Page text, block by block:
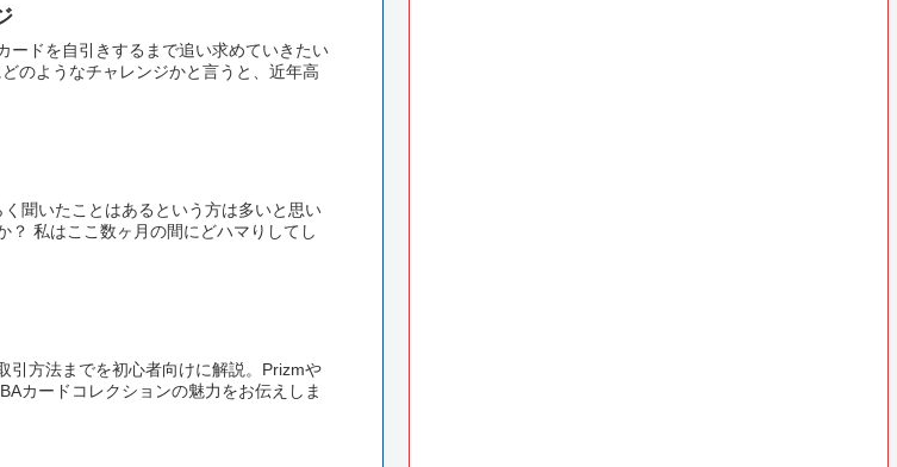
ードを自引きするまで追い求めていきたい
のようなチャレンジかと言うと、近年高
聞いたことはあるという方は多いと思い
？ 私はここ数ヶ月の間にどハマりしてし
引方法までを初心者向けに解説。Prizmや
カードコレクションの魅力をお伝えしま